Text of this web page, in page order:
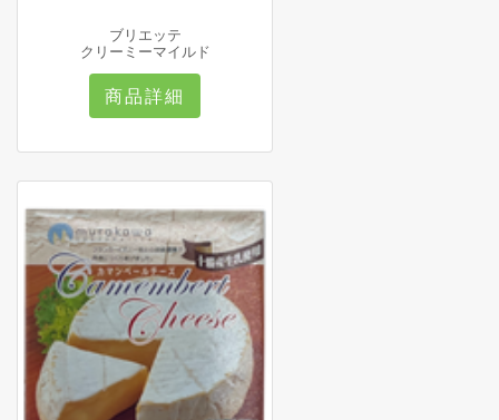
ブリエッテ
クリーミーマイルド
商品詳細